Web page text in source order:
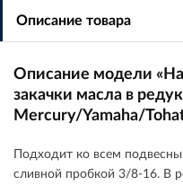
Описание товара
Описание модели
закачки масла в
Mercury/Yamaha/
Подходит ко всем
сливной пробкой 3/8-16. В